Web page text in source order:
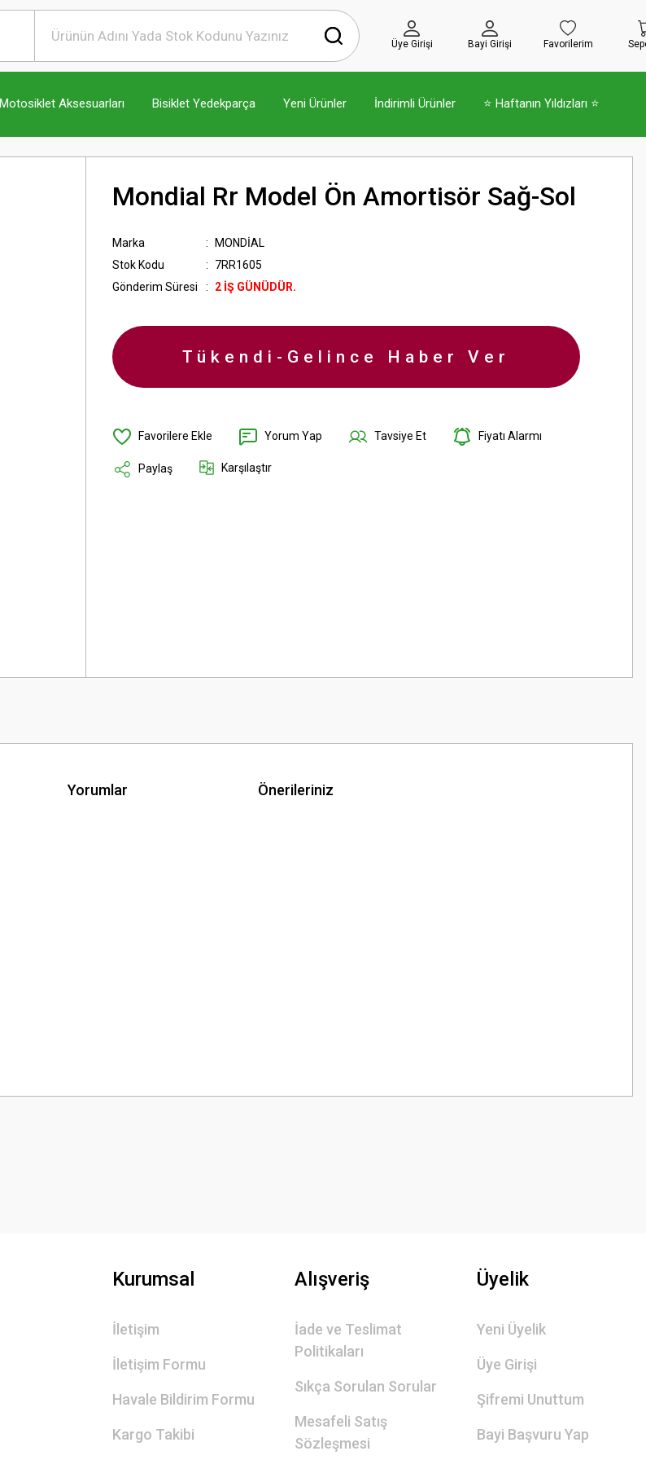
Üye Girişi Bayi Girişi Favorilerim
Motosiklet Aksesuarları Bisiklet Yedekparça Yeni Ürünler İndirimli Ürünler ⭐ Haftanın Yıldızları ⭐
Mondial Rr Model Ön Amortisör Sağ-Sol
Marka
MONDİAL
Stok Kodu
7RR1605
Gönderim Süresi
2 İŞ GÜNÜDÜR.
Tükendi-Gelince Haber Ver
Yorum Yap Tavsiye Et Fiyatı Alarmı
Paylaş Karşılaştır
Yorumlar Önerileriniz
Gönder
Kurumsal
İletişim
İletişim Formu
Havale Bildirim Formu
Kargo Takibi
Alışveriş
İade ve Teslimat
Politikaları
Sıkça Sorulan Sorular
Mesafeli Satış
Sözleşmesi
Üyelik
Yeni Üyelik
Üye Girişi
Şifremi Unuttum
Bayi Başvuru Yap